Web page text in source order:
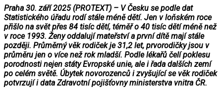
Praha 30. září 2025 (PROTEXT) – V Česku se podle dat
Statistického úřadu rodí stále méně dětí. Jen v loňském roce
přišlo na svět přes 84 tisíc dětí, téměř o 40 tisíc dětí méně než
v roce 1993. Ženy oddalují mateřství a první dítě mají stále
později. Průměrný věk rodiček je 31,2 let, prvorodičky jsou v
průměru jen o více než rok mladší. Podle lékařů čelí poklesu
porodnosti nejen státy Evropské unie, ale i řada dalších zemí
po celém světě. Úbytek novorozenců i zvyšující se věk rodiček
potvrzují i data Zdravotní pojišťovny ministerstva vnitra ČR.